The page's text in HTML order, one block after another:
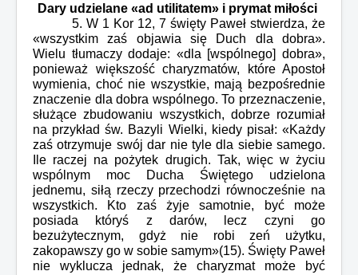
Dary udzielane «ad utilitatem» i prymat miłości
5. W 1 Kor 12, 7 święty Paweł stwierdza, że
«wszystkim zaś objawia się Duch dla dobra».
Wielu tłumaczy dodaje: «dla [wspólnego] dobra»,
ponieważ większość charyzmatów, które Apostoł
wymienia, choć nie wszystkie, mają bezpośrednie
znaczenie dla dobra wspólnego. To przeznaczenie,
służące zbudowaniu wszystkich, dobrze rozumiał
na przykład św. Bazyli Wielki, kiedy pisał: «Każdy
zaś otrzymuje swój dar nie tyle dla siebie samego.
Ile raczej na pożytek drugich. Tak, więc w życiu
wspólnym moc Ducha Świętego udzielona
jednemu, siłą rzeczy przechodzi równocześnie na
wszystkich. Kto zaś żyje samotnie, być może
posiada któryś z darów, lecz czyni go
bezużytecznym, gdyż nie robi zeń użytku,
zakopawszy go w sobie samym»(15). Święty Paweł
nie wyklucza jednak, że charyzmat może być